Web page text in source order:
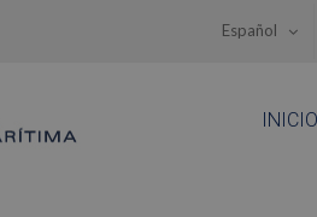
Español
INICIO